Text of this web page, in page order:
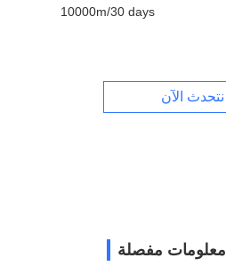
10000m/30 days
نتحدث الآن
معلومات مفصلة